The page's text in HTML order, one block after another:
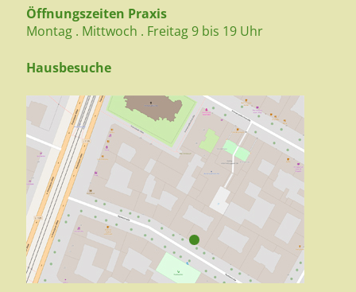
Öffnungszeiten Praxis
Montag . Mittwoch . Freitag 9 bis 19 Uhr
Hausbesuche